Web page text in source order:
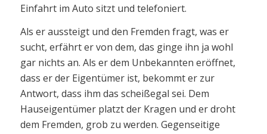
Einfahrt im Auto sitzt und telefoniert.
Als er aussteigt und den Fremden fragt, was er
sucht, erfährt er von dem, das ginge ihn ja wohl
gar nichts an. Als er dem Unbekannten eröffnet,
dass er der Eigentümer ist, bekommt er zur
Antwort, dass ihm das scheißegal sei. Dem
Hauseigentümer platzt der Kragen und er droht
dem Fremden, grob zu werden. Gegenseitige